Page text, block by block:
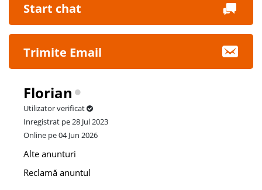
Start chat
Trimite Email
Florian
Utilizator verificat
Inregistrat pe 28 Jul 2023
Online pe 04 Jun 2026
Alte anunturi
Reclamă anuntul